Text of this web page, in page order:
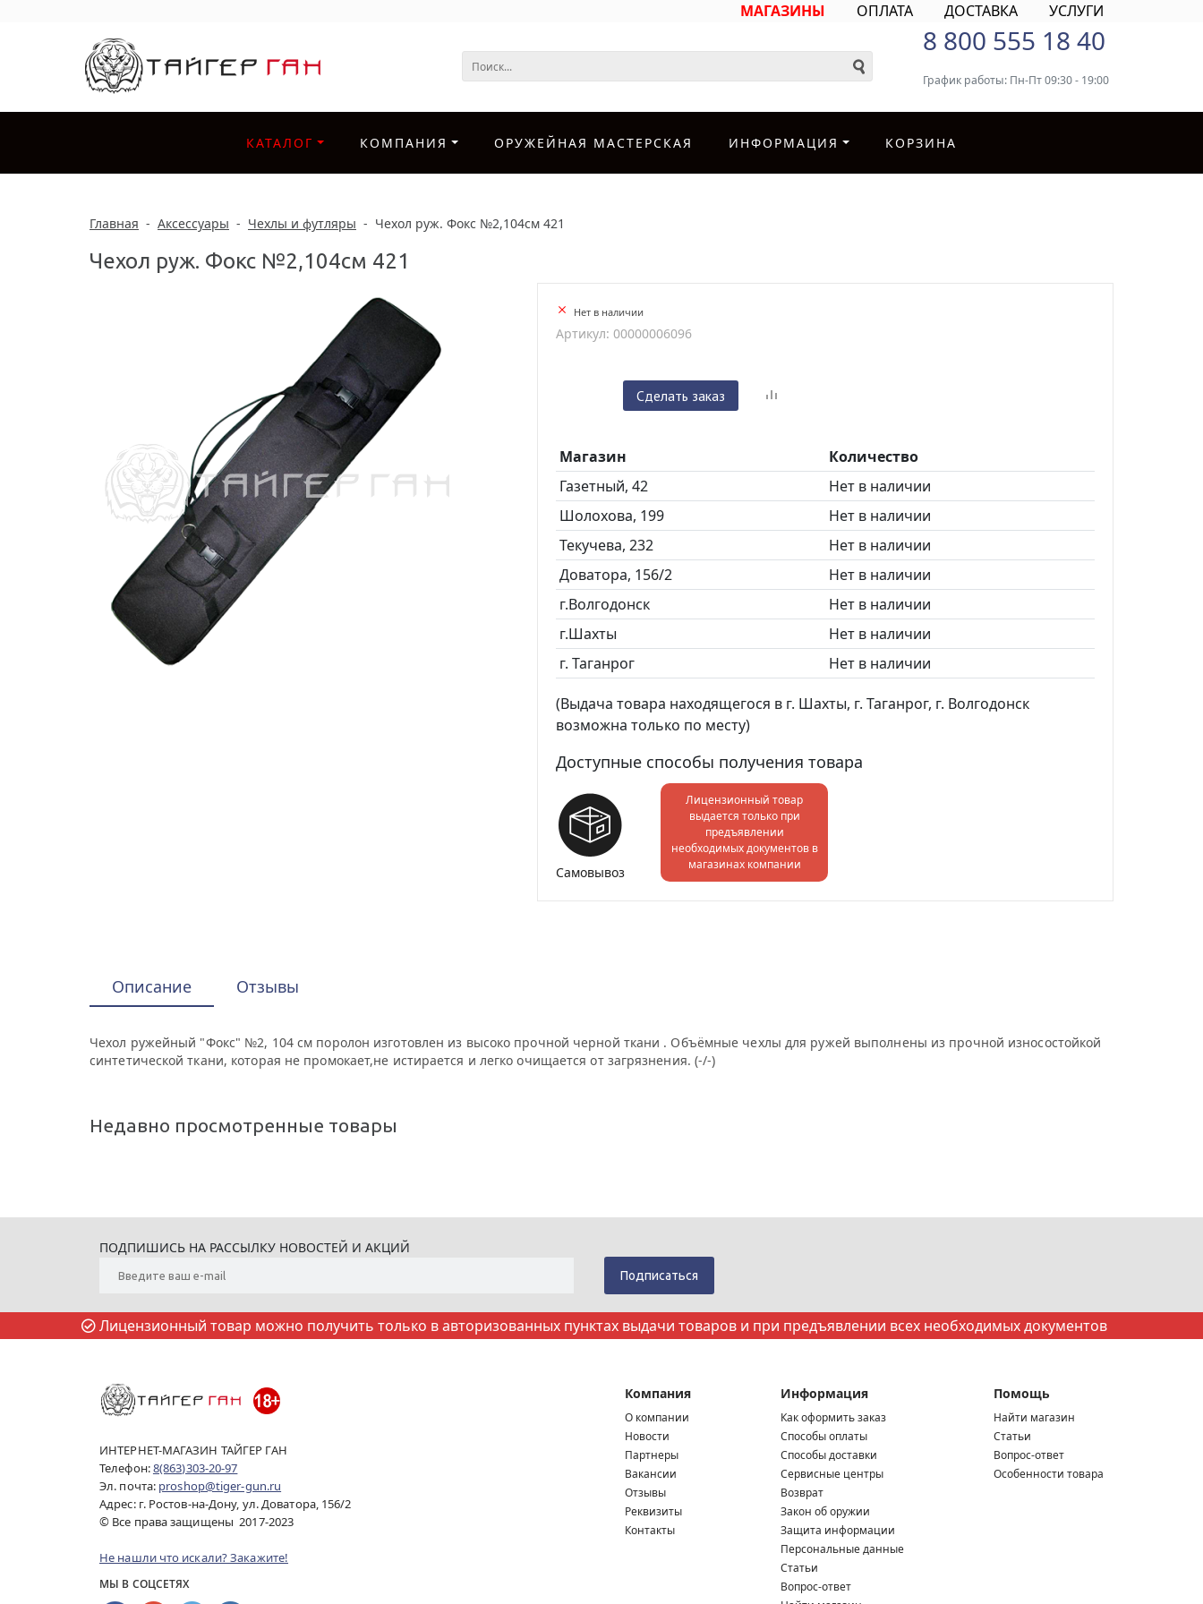
МАГАЗИНЫ ОПЛАТА ДОСТАВКА УСЛУГИ
8 800 555 18 40
График работы: Пн-Пт 09:30 - 19:00
КАТАЛОГ КОМПАНИЯ ОРУЖЕЙНАЯ МАСТЕРСКАЯ ИНФОРМАЦИЯ КОРЗИНА
Главная - Аксессуары - Чехлы и футляры - Чехол руж. Фокс №2,104см 421
Чехол руж. Фокс №2,104см 421
Нет в наличии
Артикул: 00000006096
Сделать заказ
Магазин
Количество
Газетный, 42
Нет в наличии
Шолохова, 199
Нет в наличии
Текучева, 232
Нет в наличии
Доватора, 156/2
Нет в наличии
г.Волгодонск
Нет в наличии
г.Шахты
Нет в наличии
г. Таганрог
Нет в наличии
(Выдача товара находящегося в г. Шахты, г. Таганрог, г. Волгодонск
возможна только по месту)
Доступные способы получения товара
Самовывоз
Лицензионный товар
выдается только при
предъявлении
необходимых документов в
магазинах компании
Описание Отзывы
Чехол ружейный "Фокс" №2, 104 см поролон изготовлен из высоко прочной черной ткани . Объёмные чехлы для ружей выполнены из прочной износостойкой
синтетической ткани, которая не промокает,не истирается и легко очищается от загрязнения. (-/-)
Недавно просмотренные товары
ПОДПИШИСЬ НА РАССЫЛКУ НОВОСТЕЙ И АКЦИЙ
Лицензионный товар можно получить только в авторизованных пунктах выдачи товаров и при предъявлении всех необходимых документов
ИНТЕРНЕТ-МАГАЗИН ТАЙГЕР ГАН
Телефон:8(863)303-20-97
Эл. почта: proshop@tiger-gun.ru
Адрес: г. Ростов-на-Дону, ул. Доватора, 156/2
© Все права защищены 2017-2023
Не нашли что искали? Закажите!
МЫ В СОЦСЕТЯХ
Компания
О компании
Новости
Партнеры
Вакансии
Отзывы
Реквизиты
Контакты
Информация
Как оформить заказ
Способы оплаты
Способы доставки
Сервисные центры
Возврат
Закон об оружии
Защита информации
Персональные данные
Статьи
Вопрос-ответ
Помощь
Найти магазин
Статьи
Вопрос-ответ
Особенности товара